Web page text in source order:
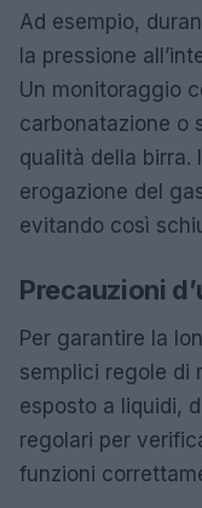
Ad esempio,
la pressione
Un monitoraggio
carbonatazione o
qualità della birra.
erogazione del
evitando così
Precauzioni
Per garantire la
semplici regole di
esposto a liquidi,
regolari per
funzioni